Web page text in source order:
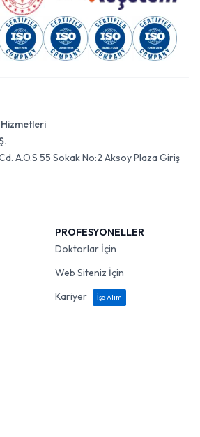
A.O.S 55 Sokak No:2 Aksoy Plaza Giriş
PROFESYONELLER
Doktorlar İçin
Web Siteniz İçin
Kariyer
İşe Alım